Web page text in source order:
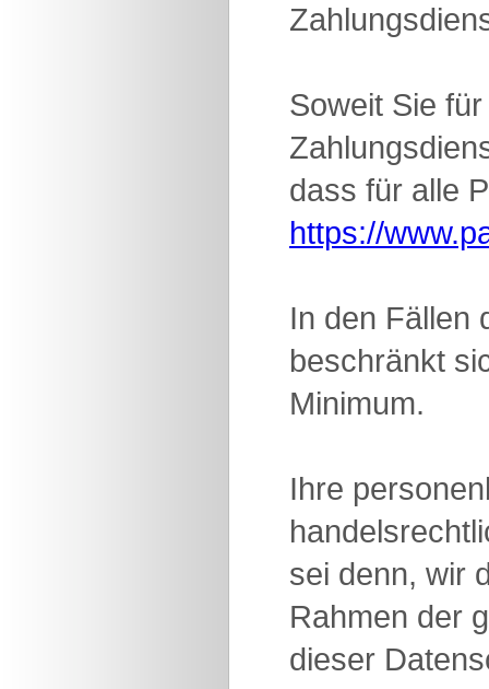
Soweit Sie
dass für alle
https://
In den Fällen
beschränkt
Minimum.
Ihre
sei denn, wir
Rahmen der
dieser